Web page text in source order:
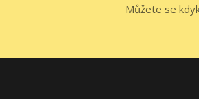
Můžete se